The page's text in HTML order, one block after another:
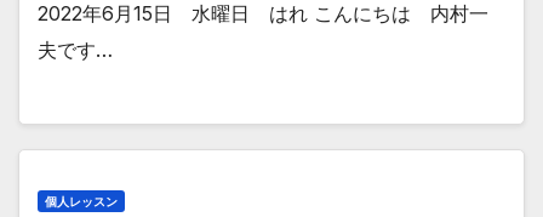
2022年6月15日 水曜日 はれ こんにちは 内村一
夫です…
個人レッスン